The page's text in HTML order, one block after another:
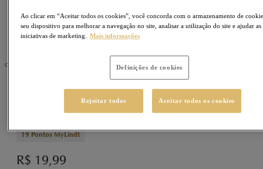
NOCCIOLATTE Sku430352
Nocciolatte 35g
19Pontos MyLindt
R$ 19,99
Ao clicar em “Aceitar todos os cookies”, você concorda com o armazenamento de
seu dispositivo para melhorar a navegação no site, analisar a utilização do site e ajudar as
iniciativas de marketing. Mais informações
Definições de cookies
Rejeitar todos Aceitar todos os cookies